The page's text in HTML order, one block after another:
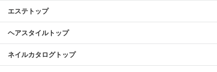
エステトップ
ヘアスタイルトップ
ネイルカタログトップ